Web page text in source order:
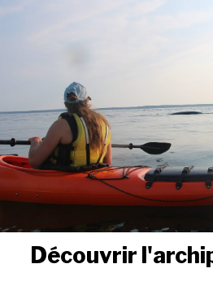
Découvrir